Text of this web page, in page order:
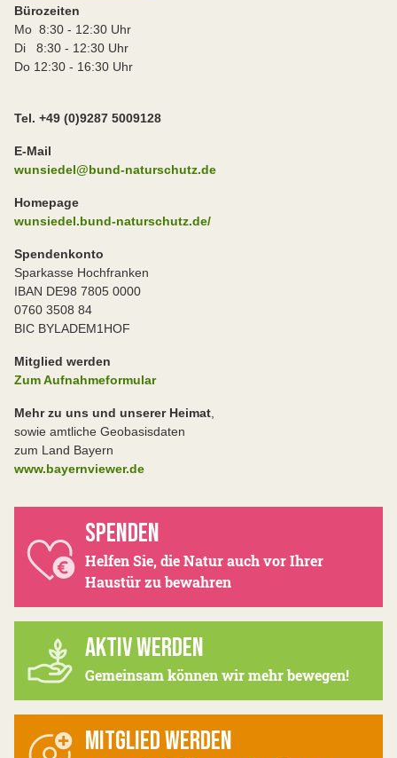
Bürozeiten
Mo 8:30 - 12:30 Uhr
Di 8:30 - 12:30 Uhr
Do 12:30 - 16:30 Uhr
Tel. +49 (0)9287 5009128
E-Mail
wunsiedel@bund-naturschutz.de
Homepage
wunsiedel.bund-naturschutz.de/
Spendenkonto
Sparkasse Hochfranken
IBAN DE98 7805 0000
0760 3508 84
BIC BYLADEM1HOF
Mitglied werden
Zum Aufnahmeformular
Mehr zu uns und unserer Heimat
sowie amtliche Geobasisdaten
zum Land Bayern
www.bayernviewer.de
SPENDEN
Helfen Sie, die Natur auch vor Ihrer
Haustür zu bewahren
AKTIV WERDEN
Gemeinsam können wir mehr bewegen!
MITGLIED WERDEN